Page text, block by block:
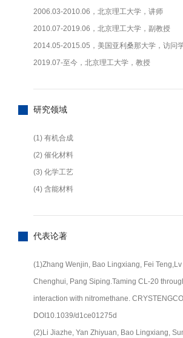
2006.03-2010.06，北京理工大学，讲师
2010.07-2019.06，北京理工大学，副教授
2014.05-2015.05，美国亚利桑那大学，访问
2019.07-至今，北京理工大学，教授
研究领域
(1) 有机合成
(2) 催化材料
(3) 化学工艺
(4) 含能材料
代表论著
(1)Zhang Wenjin, Bao Lingxiang, Fei
Chenghui, Pang Siping.Taming CL-20
interaction with nitromethane.
DOI10.1039/d1ce01275d
(2)Li Jiazhe, Yan Zhiyuan, Bao Lingxiang,